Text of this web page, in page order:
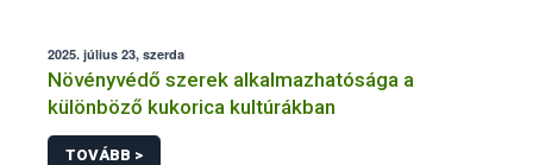
2025. július 23, szerda
Növényvédő szerek alkalmazhatósága a
különböző kukorica kultúrákban
TOVÁBB >